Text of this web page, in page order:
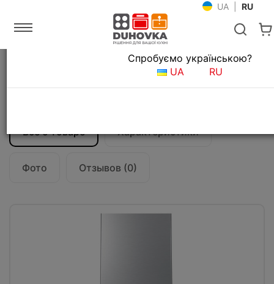
UA RU
Кухонные вытяжки
Вытяжка кухонная Teka DLV 68660 TOS
Все о товаре Характеристики
Фото Отзывов (0)
Язык магазина
Спробуємо українською?
UA
RU